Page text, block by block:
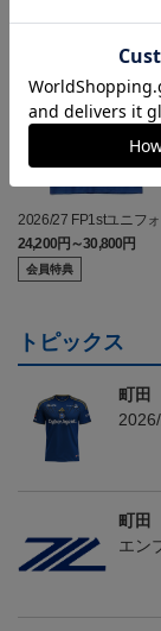
2026/27 FP1stユニフ
ム
24,200円～30,800円
会員特典
トピックス
町田
町田
エン